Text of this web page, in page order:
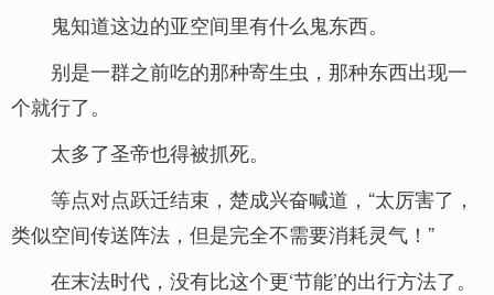
鬼知道这边的亚空间里有什么鬼东西。
别是一群之前吃的那种寄生虫，那种东西出现一
个就行了。
太多了圣帝也得被抓死。
等点对点跃迁结束，楚成兴奋喊道，“太厉害了，
类似空间传送阵法，但是完全不需要消耗灵气！”
在末法时代，没有比这个更‘节能’的出行方法了。